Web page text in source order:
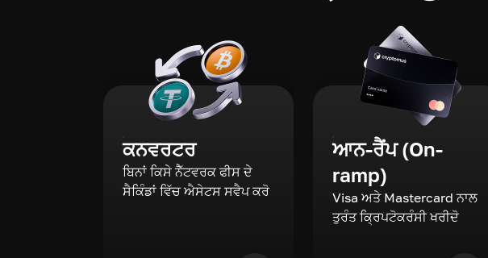
ਕਨਵਰਟਰ
ਬਿਨਾਂ ਕਿਸੇ ਨੈੱਟਵਰਕ ਫੀਸ ਦੇ
ਸੈਕਿੰਡਾਂ ਵਿੱਚ ਐਸੇਟਸ ਸਵੈਪ ਕਰੋ
ਆਨ-ਰੈਂਪ (On-
ramp)
Visa ਅਤੇ Mastercard ਨਾਲ
ਤੁਰੰਤ ਕ੍ਰਿਪਟੋਕਰੰਸੀ ਖਰੀਦੋ